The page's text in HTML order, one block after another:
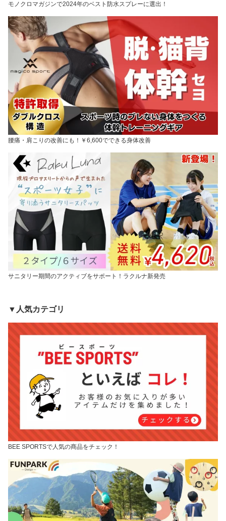
モノクロマガジンで2024年のベスト防水スプレーに選出！
腰痛・肩こりの改善にも！￥6,600でできる身体改善
サニタリー期間のアクティブをサポート！ラクルナ新発売
▼人気カテゴリ
BEE SPORTSで人気の商品をチェック！